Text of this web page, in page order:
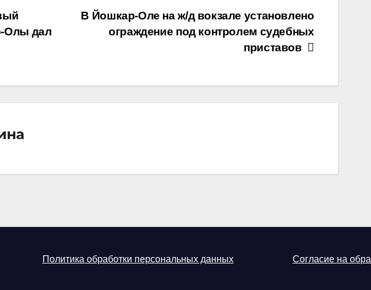
В Йошкар-Оле на ж/д вокзале установлено
ограждение под контролем судебных
приставов
Олы дал
Политика обработки персональных данных Согласие на